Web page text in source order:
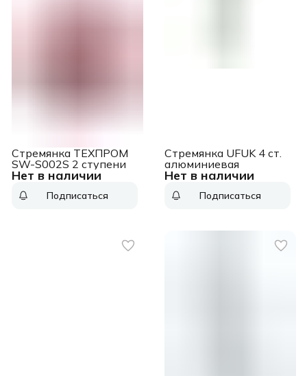
Нет в наличии
Стремянка ТЕХПРОМ
SW-S002S 2 ступени
Подписаться
Нет в наличии
Стремянка UFUK 4 ст.
алюминиевая
Подписаться